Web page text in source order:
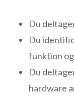
Du
Du
funktion
Du
hardware